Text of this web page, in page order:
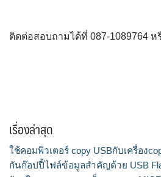
ติดต่อสอบถามได้ที่ 087-1089764 ห
เรื่องล่าสุด
ใช้คอมพิวเตอร์ copy USBกับเครื่อง
กันก๊อปปี้ไฟล์ข้อมูลสำคัญด้วย USB